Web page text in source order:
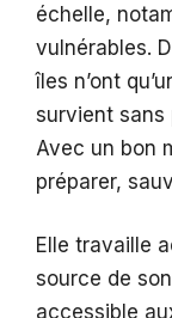
échelle,
vulnérables.
îles n’ont
survient sans
Avec un bon
préparer,
Elle travaille
source de
accessible